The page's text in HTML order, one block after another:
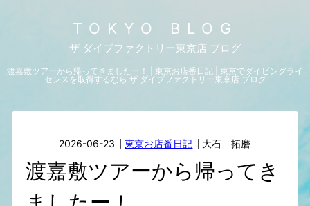
TOKYO BLOG
ザ ダイブファクトリー東京店 ブログ
渡嘉敷ツアーから帰ってきましたー！ | 東京お店番日記 | 東京でダイビングライ
センスを取得するなら ザ ダイブファクトリー東京店 ブログ
2026-06-23 東京お店番日記 大石 拓磨
渡嘉敷ツアーから帰ってき